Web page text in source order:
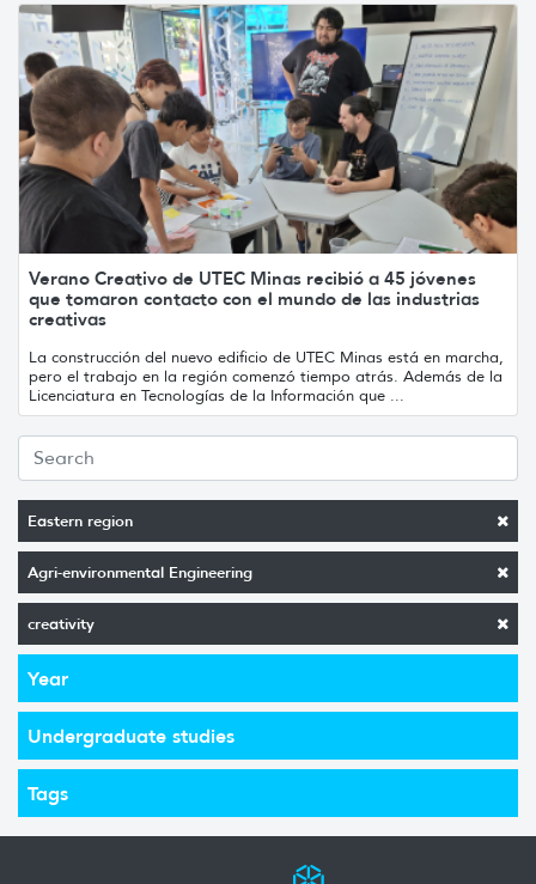
Eastern region
Agri-environmental Engineering
creativity
Year
Undergraduate studies
Tags
Verano Creativo de UTEC Minas recibió a 45 jóvenes
que tomaron contacto con el mundo de las industrias
creativas
La construcción del nuevo edificio de UTEC Minas está en marcha,
pero el trabajo en la región comenzó tiempo atrás. Además de la
Licenciatura en Tecnologías de la Información que ...